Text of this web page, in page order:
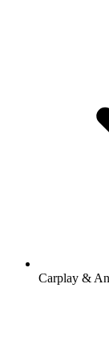
Carplay &